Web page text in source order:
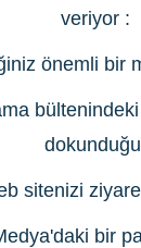
veriyor :
önemli bir
sitenizi
bir